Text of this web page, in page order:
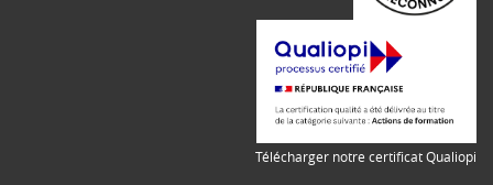
Télécharger notre certificat Qualiopi